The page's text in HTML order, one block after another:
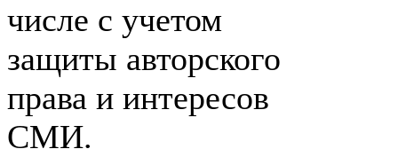
числе с учетом
защиты авторского
права и интересов
СМИ.